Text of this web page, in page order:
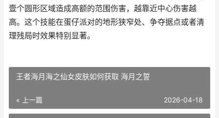
壹个圆形区域造成高额的范围伤害，越靠近中心伤害越
高。这个技能在蛋仔派对的地形狭窄处、争夺据点或者清
理残局时效果特别显著。
王者海月海之仙女皮肤如何获取 海月之誓
« 上一篇 2026-04-18